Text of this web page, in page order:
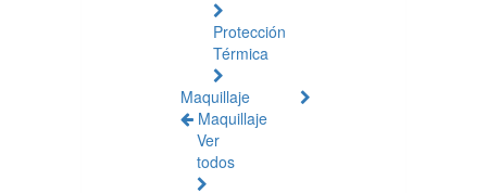
Protección
Térmica
Maquillaje
Maquillaje
Ver
todos